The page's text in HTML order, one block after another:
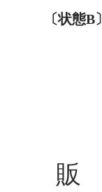
〔状態
販